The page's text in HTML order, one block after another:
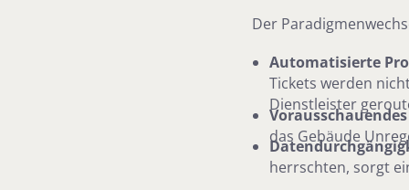
Der
Automatisierte
Tickets werden
Dienstleister
das Gebäude
herrschten, sorgt